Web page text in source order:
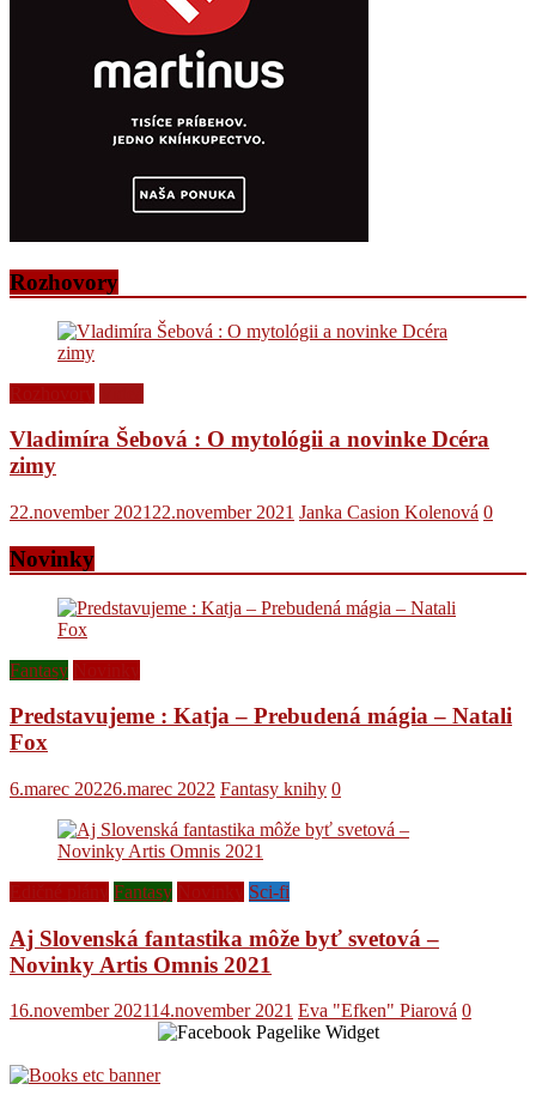
Rozhovory
Vladimíra Šebová : O mytológii a novinke Dcéra
zimy
22.november 2021 22.november 2021 Janka Casion Kolenová 0
Novinky
Fantasy
Predstavujeme : Katja – Prebudená mágia – Natali
Fox
6.marec 20226.marec 2022 Fantasy knihy 0
Fantasy Sci-fi
Aj Slovenská fantastika môže byť svetová –
Novinky Artis Omnis 2021
16.november 202114.november 2021 Eva "Efken" Piarová 0